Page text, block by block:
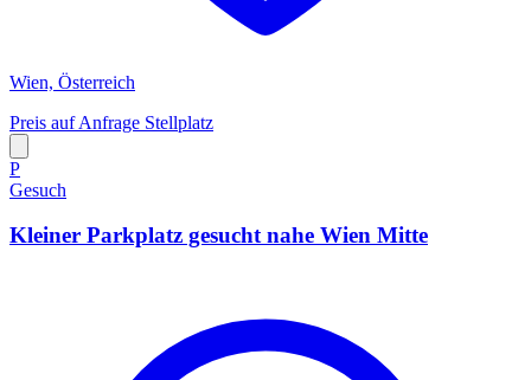
Wien, Österreich
Preis auf Anfrage Stellplatz
P
Gesuch
Kleiner Parkplatz gesucht nahe Wien Mitte